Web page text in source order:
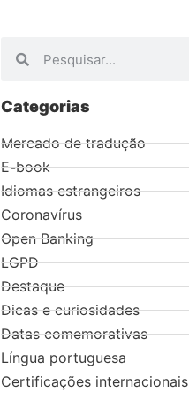
Categorias
Mercado de tradução
E-book
Idiomas estrangeiros
Coronavírus
Open Banking
LGPD
Destaque
Dicas e curiosidades
Datas comemorativas
Língua portuguesa
Certificações internacionais